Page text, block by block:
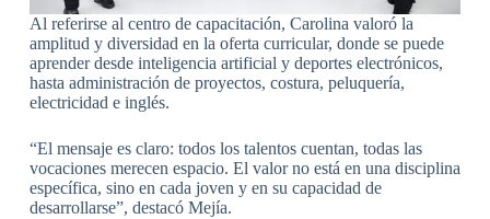
Al referirse al centro de capacitación, Carolina valoró la
amplitud y diversidad en la oferta curricular, donde se puede
aprender desde inteligencia artificial y deportes electrónicos,
hasta administración de proyectos, costura, peluquería,
electricidad e inglés.
“El mensaje es claro: todos los talentos cuentan, todas las
vocaciones merecen espacio. El valor no está en una disciplina
específica, sino en cada joven y en su capacidad de
desarrollarse”, destacó Mejía.